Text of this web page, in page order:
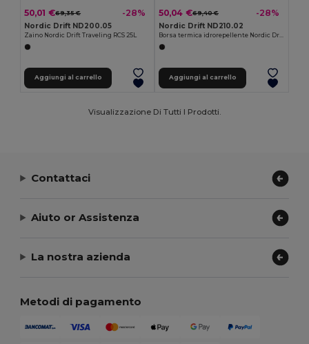
50,01 €69,35 € -28%
Nordic Drift ND200.05
Zaino Nordic Drift Traveling RCS 25L
Aggiungi al carrello
50,04 €69,40 € -28%
Nordic Drift ND210.02
Aggiungi al carrello
Visualizzazione Di Tutti I Prodotti.
Contattaci
Aiuto or Assistenza
La nostra azienda
Metodi di pagamento